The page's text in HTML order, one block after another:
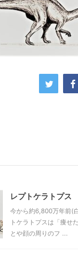
レプトケラトプス
今から約6,800万年前(
トケラトプスは「痩せ
とや顔の周りのフ ...